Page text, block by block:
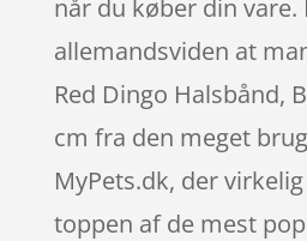
når du køber din vare.
allemandsviden at
Red Dingo Halsbånd,
cm fra den meget
MyPets.dk, der
toppen af de mest